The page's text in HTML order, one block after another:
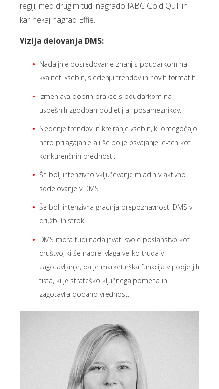
regiji, med drugim tudi nagrado IABC Gold Quill in
kar nekaj nagrad Effie.
Vizija delovanja DMS:
Nadaljnje posredovanje znanj s poudarkom na
kvaliteti vsebin, sledenju trendov in novih formatih.
Izmenjava dobrih prakse s poudarkom na
uspešnih zgodbah podjetij ali posameznikov.
Sledenje trendov in kreiranje vsebin, ki omogočajo
hitro prilagajanje ali še bolje osvajanje le-teh kot
konkurenčnih prednosti.
Še bolj intenzivno vključevanje mladih v aktivno
sodelovanje v DMS.
Še bolj intenzivna gradnja prepoznavnosti DMS v
družbi in stroki.
DMS mora tudi nadaljevati svoje poslanstvo kot
društvo, ki še naprej vlaga veliko truda v
zagotavljanje, da je marketinška funkcija v podjetjih
tista, ki je strateško ključnega pomena in
zagotavlja dodano vrednost.